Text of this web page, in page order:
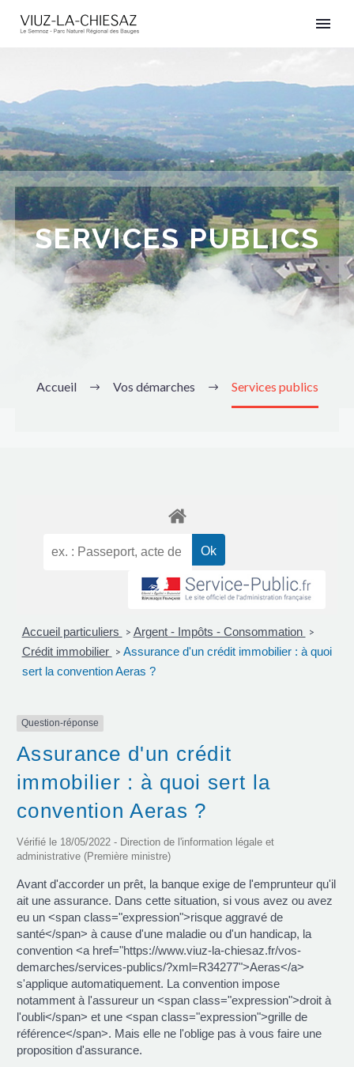
SERVICES PUBLICS
Accueil Vos démarches Services publics
Accueil particuliers > Argent - Impôts - Consommation >
Crédit immobilier > Assurance d'un crédit immobilier : à quoi
sert la convention Aeras ?
Question-réponse
Assurance d'un crédit
immobilier : à quoi sert la
convention Aeras ?
Vérifié le 18/05/2022 - Direction de l'information légale et
administrative (Première ministre)
Avant d'accorder un prêt, la banque exige de l'emprunteur qu'il
ait une assurance. Dans cette situation, si vous avez ou avez
eu un <span class="expression">risque aggravé de
santé</span> à cause d'une maladie ou d'un handicap, la
convention <a href="https://www.viuz-la-chiesaz.fr/vos-
demarches/services-publics/?xml=R34277">Aeras</a>
s'applique automatiquement. La convention impose
notamment à l'assureur un <span class="expression">droit à
l'oubli</span> et une <span class="expression">grille de
référence</span>. Mais elle ne l'oblige pas à vous faire une
proposition d'assurance.